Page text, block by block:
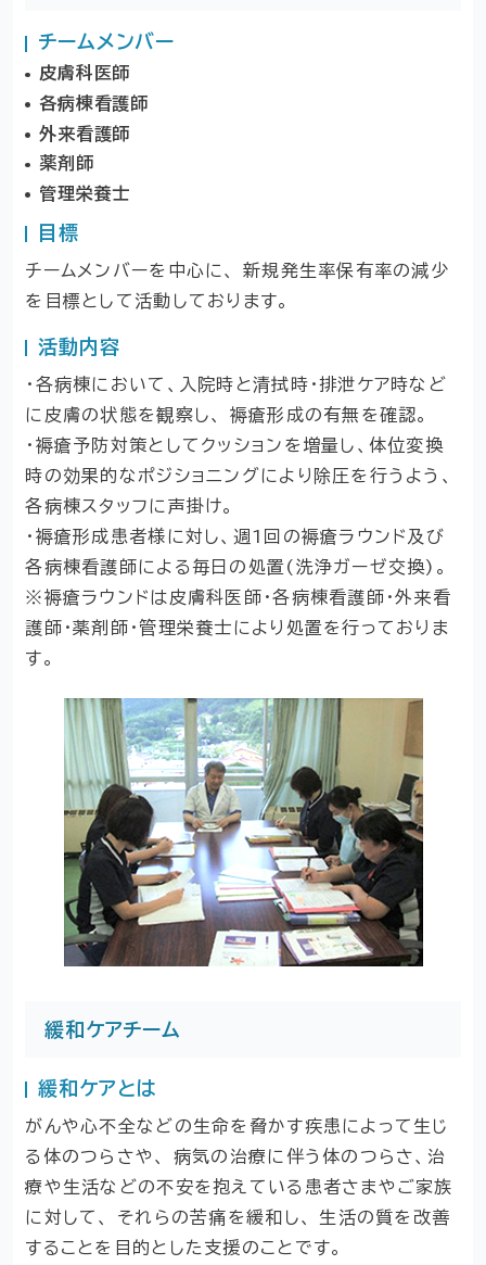
チームメンバー
皮膚科医師
各病棟看護師
外来看護師
薬剤師
管理栄養士
目標
チームメンバーを中心に、 新規発生率保有率の減少
を目標として活動しております。
活動内容
・各病棟において、入院時と清拭時・排泄ケア時など
に皮膚の状態を観察し、 褥瘡形成の有無を確認。
・褥瘡予防対策としてクッションを増量し、体位変換
時の効果的なポジショニングにより除圧を行うよう、
各病棟スタッフに声掛け。
・褥瘡形成患者様に対し、週1回の褥瘡ラウンド及び
各病棟看護師による毎日の処置(洗浄ガーゼ交換)。
※褥瘡ラウンドは皮膚科医師・各病棟看護師・外来看
護師・薬剤師・管理栄養士により処置を行っておりま
す。
緩和ケアチーム
緩和ケアとは
がんや心不全などの生命を脅かす疾患によって生じ
る体のつらさや、 病気の治療に伴う体のつらさ、治
療や生活などの不安を抱えている患者さまやご家族
に対して、 それらの苦痛を緩和し、 生活の質を改善
することを目的とした支援のことです。